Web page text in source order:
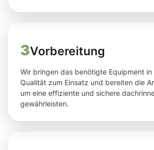
3Vorbereitung
Wir bringen das benötigte Equipment
Qualität zum Einsatz und bereiten die
um eine effiziente und sichere
gewährleisten.